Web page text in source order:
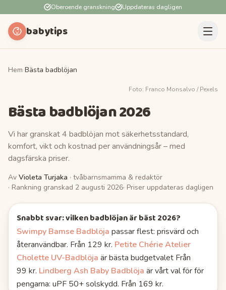
Oberoende granskning Uppdateras dagligen
babytips
Hem Bästa badblöjan
Foto: Franco Monsalvo / Pexels
Bästa badblöjan2026
Vi har granskat 4 badblöjan mot säkerhetsstandard,
komfort, vikt och kostnad per användningsår – med
dagsfärska priser.
Av Violeta Turjaka · tvåbarnsmamma & redaktör
· Rankning granskad 2 augusti 2026· Priser uppdateras dagligen
Snabbt svar: vilkenbadblöjanär bäst 2026?
Swimpy Bamse Badblöja passar flest: prisvärd och
återanvändbar. Från 129 kr. Petite Chérie Atelier
Cholette UV-Badblöja är bästa budgetvalet Från
99 kr. Lindberg Ash Baby Badblöja är vårt val för för
pengarna: uPF 50+ solskydd. Från 169 kr.